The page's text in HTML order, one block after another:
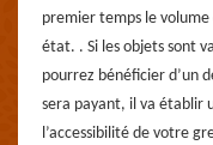
premier temps le
état. . Si les objets sont
pourrez bénéficier d’un
sera payant, il va établir
l’accessibilité de votre